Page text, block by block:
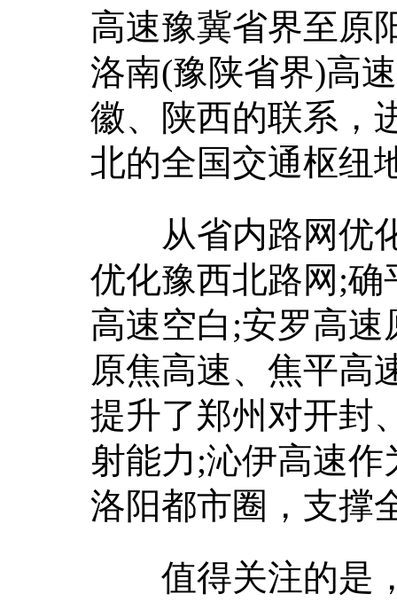
高速豫冀省界至原
洛南(豫陕省界)高
徽、陕西的联系，
北的全国交通枢纽
从省内路网优化
优化豫西北路网;
高速空白;安罗高
原焦高速、焦平高
提升了郑州对开封
射能力;沁伊高速
洛阳都市圈，支撑
值得关注的是，